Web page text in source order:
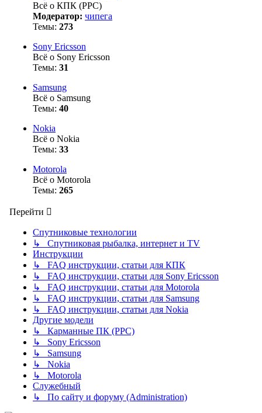
Всё о КПК (PPC)
Модератор: чипега
Темы: 273
Sony Ericsson
Всё о Sony Ericsson
Темы: 31
Samsung
Всё о Samsung
Темы: 40
Nokia
Всё о Nokia
Темы: 33
Motorola
Всё о Motorola
Темы: 265
Перейти
Спутниковые технологии
↳ Спутниковая рыбалка, интернет и TV
Инструкции
↳ FAQ инструкции, статьи для КПК
↳ FAQ инструкции, статьи для Sony Ericsson
↳ FAQ инструкции, статьи для Motorola
↳ FAQ инструкции, статьи для Samsung
↳ FAQ инструкции, статьи для Nokia
Другие модели
↳ Карманные ПК (PPC)
↳ Sony Ericsson
↳ Samsung
↳ Nokia
↳ Motorola
Служебный
↳ По сайту и форуму (Administration)